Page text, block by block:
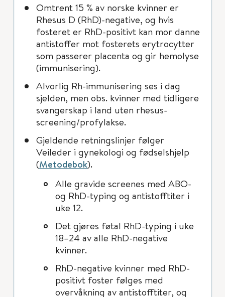
Omtrent 15 % av norske kvinner er
Rhesus D (RhD)-negative, og hvis
fosteret er RhD-positivt kan mor danne
antistoffer mot fosterets erytrocytter
som passerer placenta og gir hemolyse
(immunisering).
Alvorlig Rh-immunisering ses i dag
sjelden, men obs. kvinner med tidligere
svangerskap i land uten rhesus-
screening/profylakse.
Gjeldende retningslinjer følger
Veileder i gynekologi og fødselshjelp
(Metodebok).
Alle gravide screenes med ABO-
og RhD-typing og antistofftiter i
uke 12.
Det gjøres føtal RhD-typing i uke
18–24 av alle RhD-negative
kvinner.
RhD-negative kvinner med RhD-
positivt foster følges med
overvåkning av antistofftiter, og